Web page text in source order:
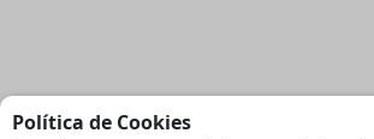
Política de Cookies